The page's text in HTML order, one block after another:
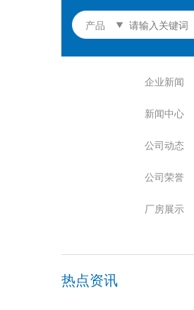
产品
企业新闻
新闻中心
公司动态
公司荣誉
厂房展示
热点资讯